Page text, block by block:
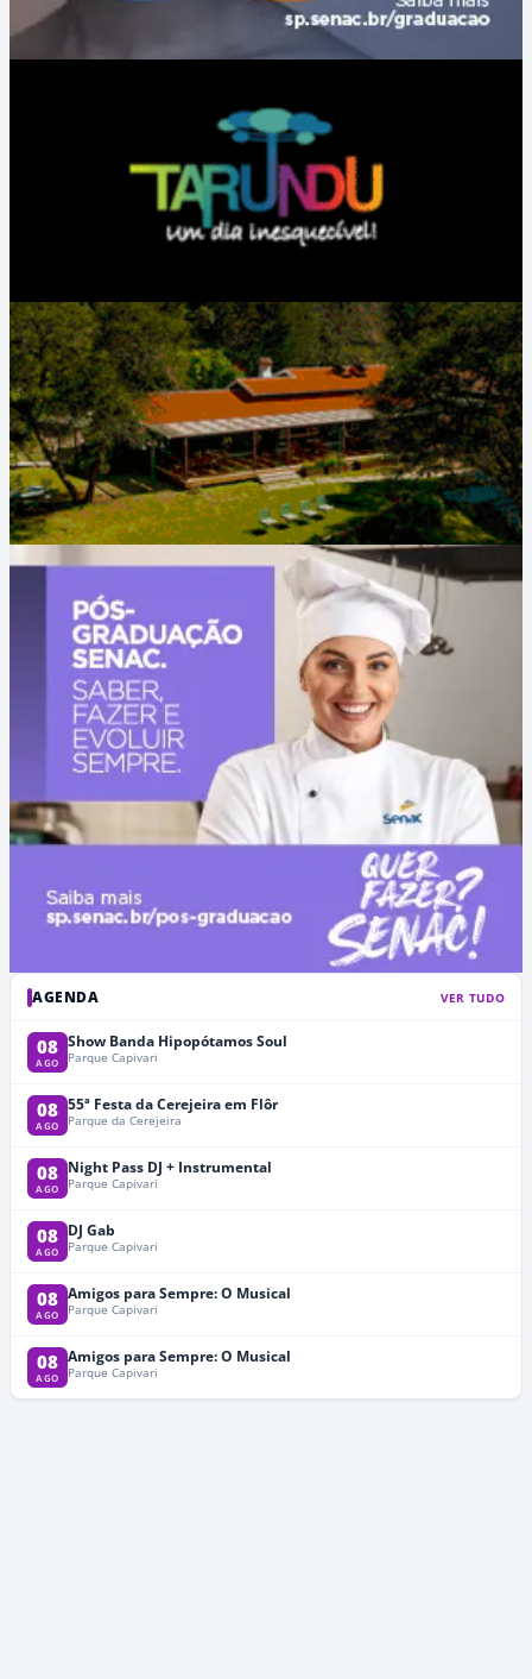
AGENDA VER TUDO
08
AGO
Show Banda Hipopótamos Soul
Parque Capivari
08
AGO
55ª Festa da Cerejeira em Flôr
Parque da Cerejeira
08
AGO
Night Pass DJ + Instrumental
Parque Capivari
08
AGO
DJ Gab
Parque Capivari
08
AGO
Amigos para Sempre: O Musical
Parque Capivari
08
AGO
Amigos para Sempre: O Musical
Parque Capivari